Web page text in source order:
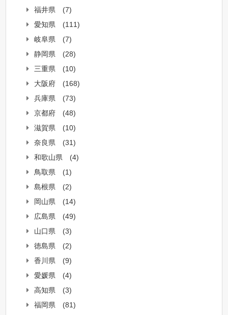
福井県
(7)
愛知県
(111)
岐阜県
(7)
静岡県
(28)
三重県
(10)
大阪府
(168)
兵庫県
(73)
京都府
(48)
滋賀県
(10)
奈良県
(31)
和歌山県
(4)
鳥取県
(1)
島根県
(2)
岡山県
(14)
広島県
(49)
山口県
(3)
徳島県
(2)
香川県
(9)
愛媛県
(4)
高知県
(3)
福岡県
(81)